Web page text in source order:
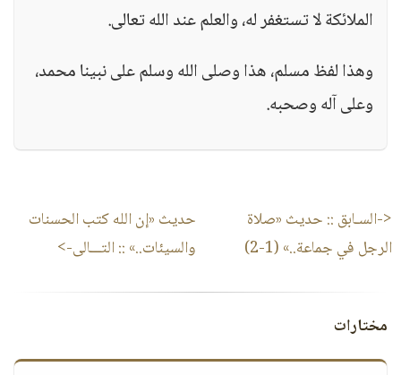
الملائكة لا تستغفر له، والعلم عند الله تعالى.
وهذا لفظ مسلم، هذا وصلى الله وسلم على نبينا محمد،
وعلى آله وصحبه.
<-السـابق :: حديث «صلاة
الرجل في جماعة..» (1-2)
حديث «إن الله كتب الحسنات
والسيئات..» :: التـــالى->
مختارات